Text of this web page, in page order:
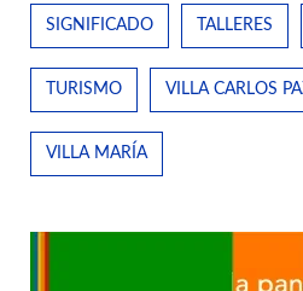
SIGNIFICADO TALLERES
TURISMO VILLA CARLOS
VILLA MARÍA